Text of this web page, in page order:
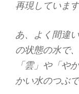
再現しています
あ、よく間違
の状態の水で
「雲」や「や
かい水のつぶで